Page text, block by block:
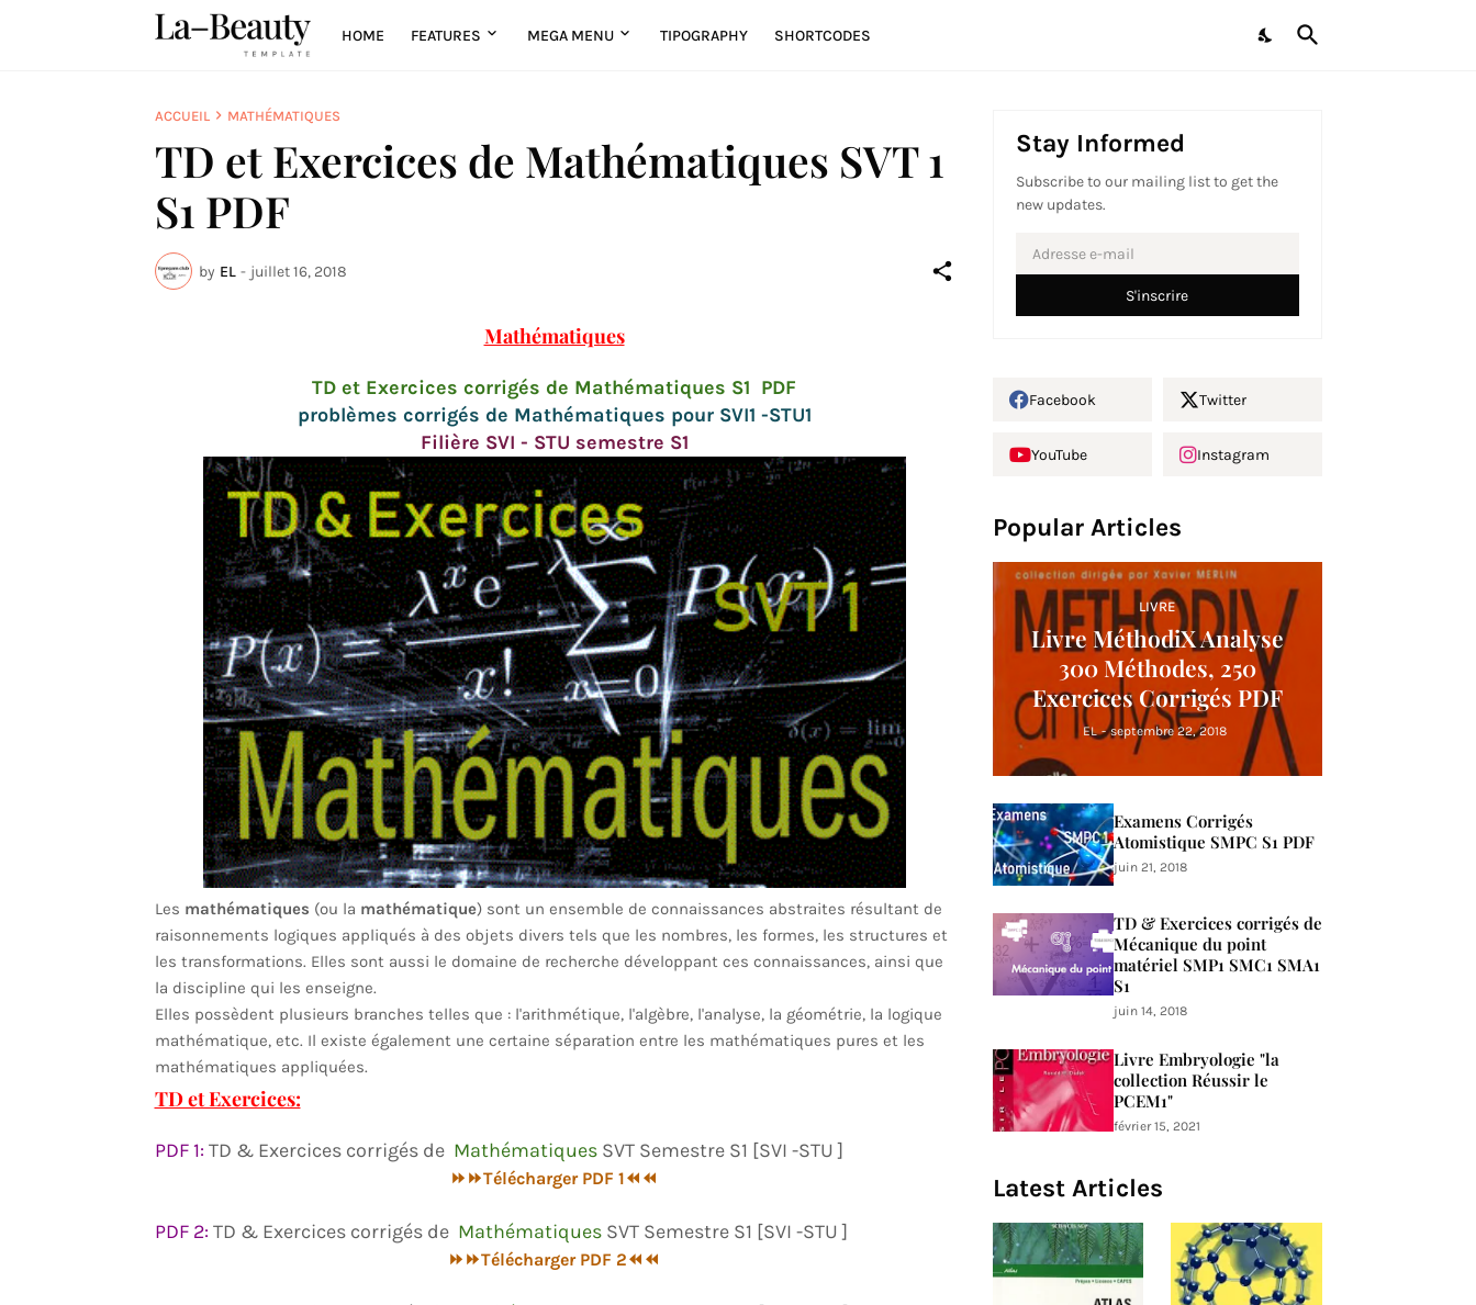
HOME FEATURES MEGA MENU TIPOGRAPHY SHORTCODES
ACCUEIL MATHÉMATIQUES
TD et Exercices de Mathématiques SVT 1
S1 PDF
by EL - juillet 16, 2018
Mathématiques
TD et Exercices corrigés de Mathématiques S1 PDF
problèmes corrigés de Mathématiques pour SVI1 -STU1
Filière SVI - STU semestre S1
Les mathématiques (ou la mathématique) sont un ensemble de connaissances abstraites résultant de
raisonnements logiques appliqués à des objets divers tels que les nombres, les formes, les structures et
les transformations. Elles sont aussi le domaine de recherche développant ces connaissances, ainsi que
la discipline qui les enseigne.
Elles possèdent plusieurs branches telles que : l'arithmétique, l'algèbre, l'analyse, la géométrie, la logique
mathématique, etc. Il existe également une certaine séparation entre les mathématiques pures et les
mathématiques appliquées.
TD et Exercices:
PDF 1: TD & Exercices corrigés de MathématiquesSVT Semestre S1 [SVI -STU ]
⏩⏩Télécharger PDF 1⏪⏪
PDF 2: TD & Exercices corrigés de MathématiquesSVT Semestre S1 [SVI -STU ]
⏩⏩Télécharger PDF 2⏪⏪
Stay Informed
Subscribe to our mailing list to get the
new updates.
Facebook Twitter
YouTube Instagram
Popular Articles
LIVRE
Livre MéthodiX Analyse
300 Méthodes, 250
Exercices Corrigés PDF
EL - septembre 22, 2018
Examens Corrigés
Atomistique SMPC S1 PDF
juin 21, 2018
TD & Exercices corrigés de
Mécanique du point
matériel SMP1 SMC1 SMA1
S1
juin 14, 2018
Livre Embryologie "la
collection Réussir le
PCEM1"
février 15, 2021
Latest Articles